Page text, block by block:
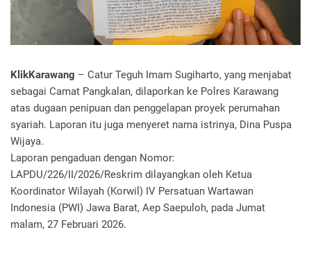
KlikKarawang – Catur Teguh Imam Sugiharto, yang menjabat
sebagai Camat Pangkalan, dilaporkan ke Polres Karawang
atas dugaan penipuan dan penggelapan proyek perumahan
syariah. Laporan itu juga menyeret nama istrinya, Dina Puspa
Wijaya.
Laporan pengaduan dengan Nomor:
LAPDU/226/II/2026/Reskrim dilayangkan oleh Ketua
Koordinator Wilayah (Korwil) IV Persatuan Wartawan
Indonesia (PWI) Jawa Barat, Aep Saepuloh, pada Jumat
malam, 27 Februari 2026.